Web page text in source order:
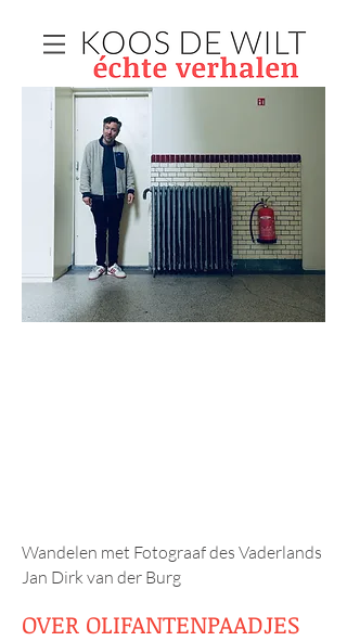
Wandelen met Fotograaf des Vaderlands
Jan Dirk van der Burg
OVER OLIFANTENPAADJES